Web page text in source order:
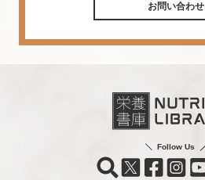
お問い合わせ
Follow Us